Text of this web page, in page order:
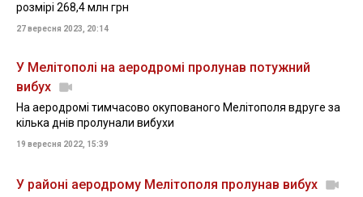
розмірі 268,4 млн грн
27 вересня 2023, 20:14
У Мелітополі на аеродромі пролунав потужний
вибух
На аеродромі тимчасово окупованого Мелітополя вдруге за
кілька днів пролунали вибухи
19 вересня 2022, 15:39
У районі аеродрому Мелітополя пролунав вибух